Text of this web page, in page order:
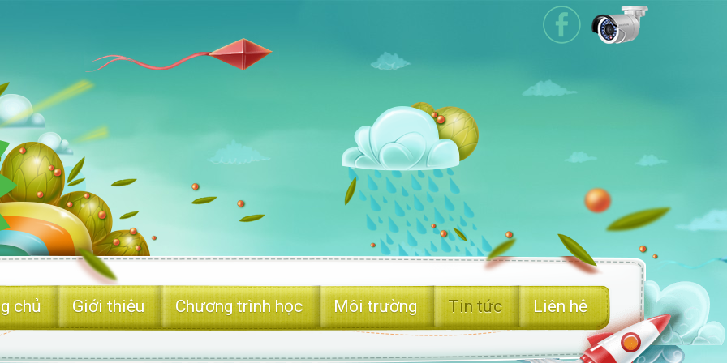
chủ Giới thiệu Chương trình học Môi trường Tin tức Liên hệ